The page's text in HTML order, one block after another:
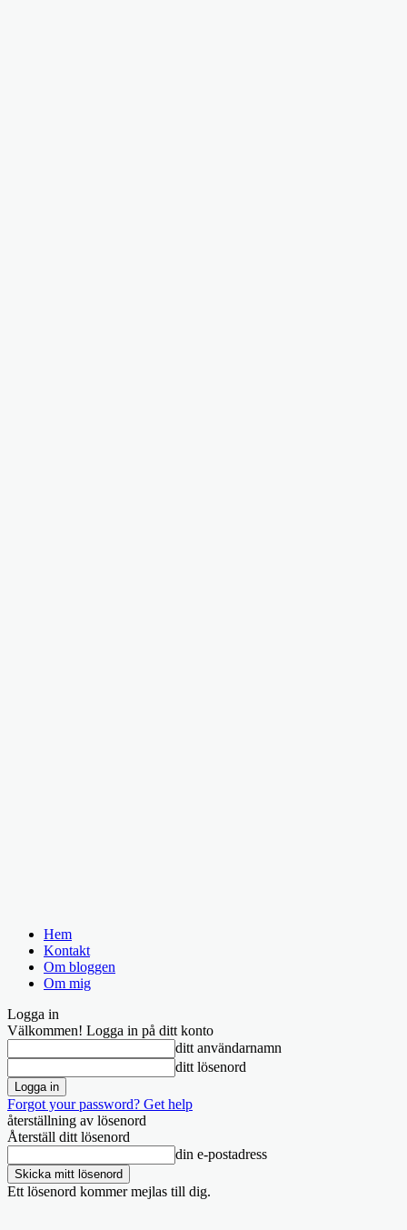
Hem
Kontakt
Om bloggen
Om mig
Logga in
Välkommen! Logga in på ditt konto
ditt användarnamn
ditt lösenord
Forgot your password? Get help
återställning av lösenord
Återställ ditt lösenord
din e-postadress
Ett lösenord kommer mejlas till dig.